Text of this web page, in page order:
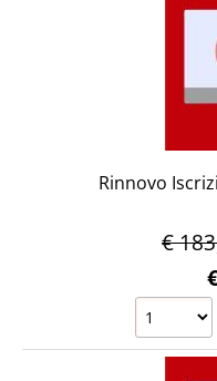
Rinnovo
€